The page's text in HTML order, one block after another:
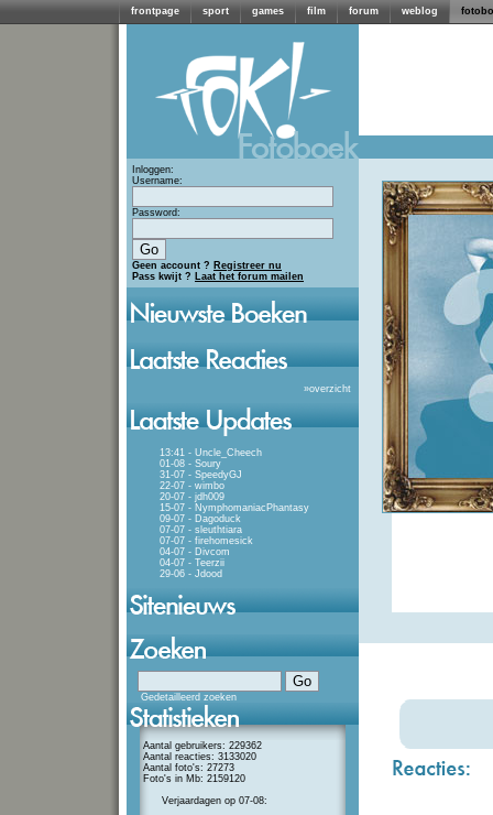
frontpage sport games film forum weblog
Inloggen:
Username:
Password:
Geen account ? Registreer nu
Pass kwijt ? Laat het forum mailen
»overzicht
13:41 - Uncle_Cheech
01-08 - Soury
31-07 - SpeedyGJ
22-07 - wimbo
20-07 - jdh009
15-07 - NymphomaniacPhantasy
09-07 - Dagoduck
07-07 - sleuthtiara
07-07 - firehomesick
04-07 - Divcom
04-07 - Teerzii
29-06 - Jdood
Gedetailleerd zoeken
Aantal gebruikers: 229362
Aantal reacties: 3133020
Aantal foto's: 27273
Foto's in Mb: 2159120
Verjaardagen op 07-08: